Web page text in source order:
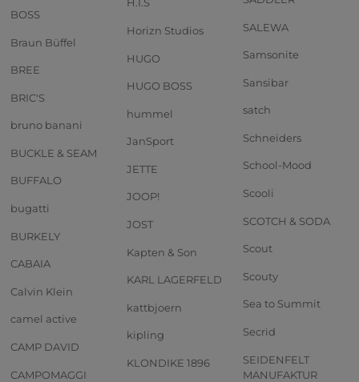
BOSS
Braun Büffel
BREE
BRIC'S
bruno banani
BUCKLE & SEAM
BUFFALO
bugatti
BURKELY
CABAIA
Calvin Klein
camel active
CAMP DAVID
CAMPOMAGGI
H.I.S
Horizn Studios
HUGO
HUGO BOSS
hummel
JanSport
JETTE
JOOP!
JOST
Kapten & Son
KARL LAGERFELD
kattbjoern
kipling
KLONDIKE 1896
SALEWA
Samsonite
Sansibar
satch
Schneiders
School-Mood
Scooli
SCOTCH & SODA
Scout
Scouty
Sea to Summit
Secrid
SEIDENFELT
MANUFAKTUR